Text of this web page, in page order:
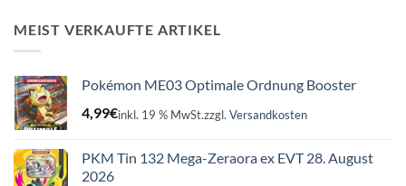
16,99€15,75€.
MEIST VERKAUFTE ARTIKEL
Pokémon ME03 Optimale Ordnung Booster
4,99€inkl. 19 % MwSt.zzgl. Versandkosten
PKM Tin 132 Mega-Zeraora ex EVT 28. August
2026